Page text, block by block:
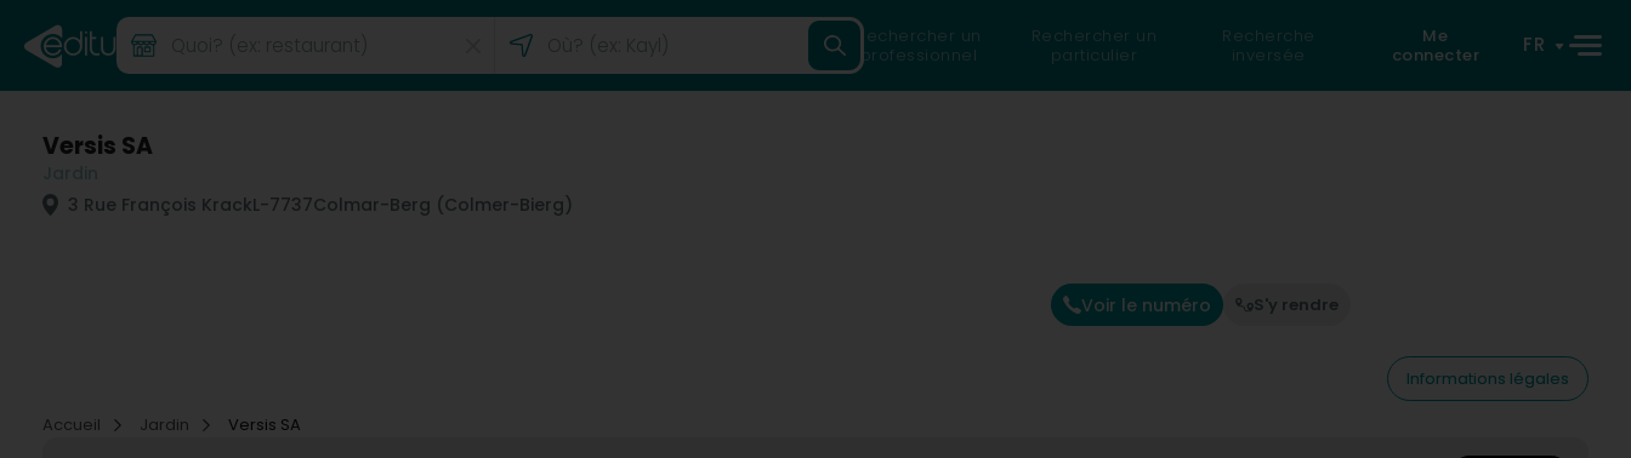
Rechercher un
professionnel
Rechercher un
particulier
Recherche
inversée
Me
connecter
FR
Versis SA
3 Rue François KrackL-7737Colmar-Berg (Colmer-Bierg)
Voir le numéro S'y rendre
Informations légales
Accueil
Jardin Versis SA